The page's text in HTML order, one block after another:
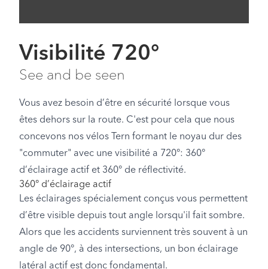
Visibilité 720°
See and be seen
Vous avez besoin d’être en sécurité lorsque vous
êtes dehors sur la route. C'est pour cela que nous
concevons nos vélos Tern formant le noyau dur des
"commuter" avec une visibilité a 720°: 360°
d’éclairage actif et 360° de réflectivité.
360° d’éclairage actif
Les éclairages spécialement conçus vous permettent
d’être visible depuis tout angle lorsqu'il fait sombre.
Alors que les accidents surviennent très souvent à un
angle de 90°, à des intersections, un bon éclairage
latéral actif est donc fondamental.